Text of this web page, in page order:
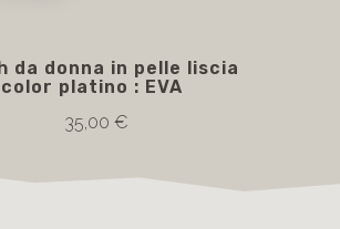
da donna in pelle liscia
color platino : EVA
35,00 €